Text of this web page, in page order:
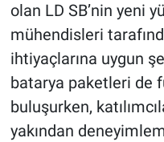
olan LD SB’nin yeni
mühendisleri
ihtiyaçlarına uygun
batarya paketleri de
buluşurken,
yakından